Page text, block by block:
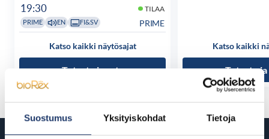
Suostumus Yksityiskohdat Tietoja
19:30 TILAA
PRIME EN FI&SV PRIME
Katso kaikki näytösajat
Tutustu ja osta
Katso kaikki
Tutustu ja